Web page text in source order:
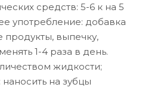
средств: 5-6 к на 5
употребление: добавка
продукты, выпечку,
1-4 раза в день.
жидкости;
на зубцы